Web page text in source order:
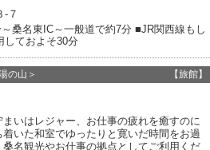
７
桑名東IC～一般道で約7分 ■JR関西線もし
しておよそ30分
の山＞ 【旅館】
いはレジャー、お仕事の疲れを癒すのに
いた和室でゆったりと寛いだ時間をお過
桑名観光やお仕事の拠点としてご利用くだ